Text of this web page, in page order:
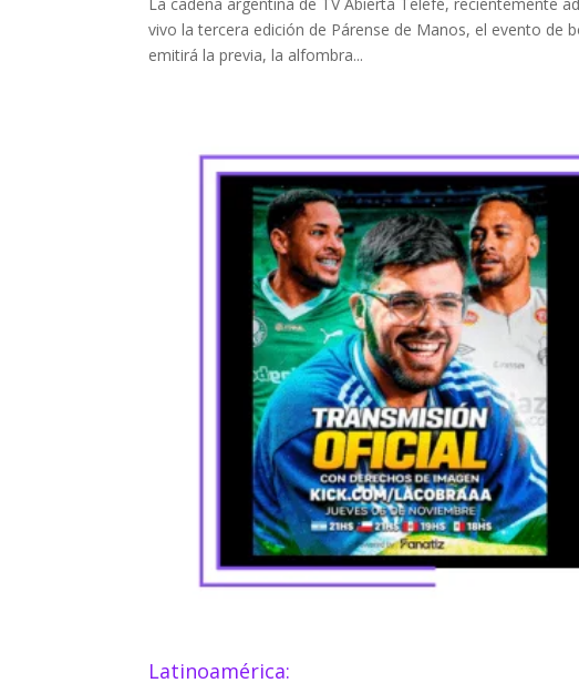
vivo la tercera edición de Párense de Manos, el evento de
emitirá la previa, la alfombra...
Latinoamérica: